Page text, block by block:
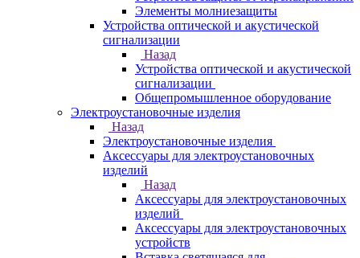
Элементы молниезащиты
Устройства оптической и акустической
сигнализации
Назад
Устройства оптической и акустической
сигнализации
Общепромышленное оборудование
Электроустановочные изделия
Назад
Электроустановочные изделия
Аксессуары для электроустановочных
изделий
Назад
Аксессуары для электроустановочных
изделий
Аксессуары для электроустановочных
устройств